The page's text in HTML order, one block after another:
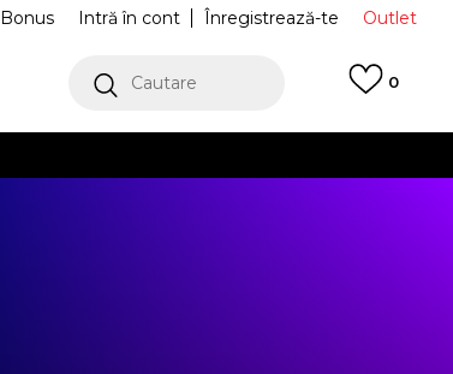
Outlet
Intră în cont Înregistrează-te
Bonus
Cautare 0